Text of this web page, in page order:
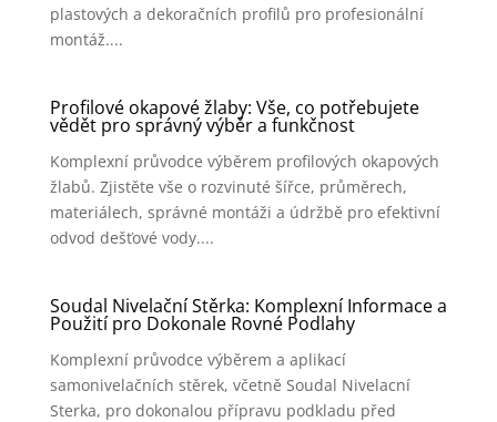
plastových a dekoračních profilů pro profesionální
montáž....
Profilové okapové žlaby: Vše, co potřebujete
vědět pro správný výběr a funkčnost
Komplexní průvodce výběrem profilových okapových
žlabů. Zjistěte vše o rozvinuté šířce, průměrech,
materiálech, správné montáži a údržbě pro efektivní
odvod dešťové vody....
Soudal Nivelační Stěrka: Komplexní Informace a
Použití pro Dokonale Rovné Podlahy
Komplexní průvodce výběrem a aplikací
samonivelačních stěrek, včetně Soudal Nivelacní
Sterka, pro dokonalou přípravu podkladu před